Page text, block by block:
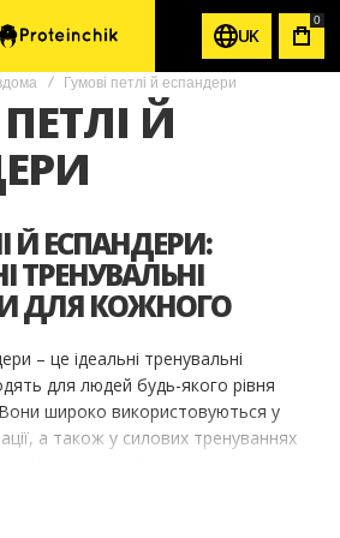
UK
0
Гумові петлі й еспандери
Й
Й ЕСПАНДЕРИ:
ТРЕНУВАЛЬНІ
ДЛЯ КОЖНОГО
– це ідеальні тренувальні
для людей будь-якого рівня
Вони широко використовуються у
а також у силових тренуваннях